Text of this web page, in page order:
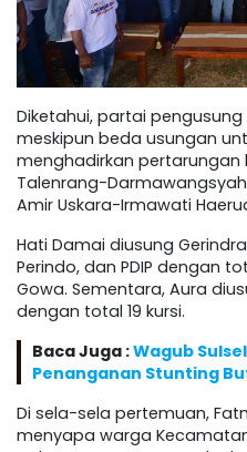
Diketahui, partai
meskipun beda usungan
menghadirkan
Talenrang-
Amir Uskara-Irmawati
Hati Damai diusung
Perindo, dan PDIP dengan
Gowa. Sementara, Aura
dengan total 19 kursi.
Baca Juga :Wagub
Penanganan Stunting
Di sela-sela pertemuan,
menyapa warga